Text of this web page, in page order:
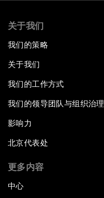
关于我们
我们的策略
关于我们
我们的工作方式
我们的领导团队与组织治理
影响力
北京代表处
更多内容
中心